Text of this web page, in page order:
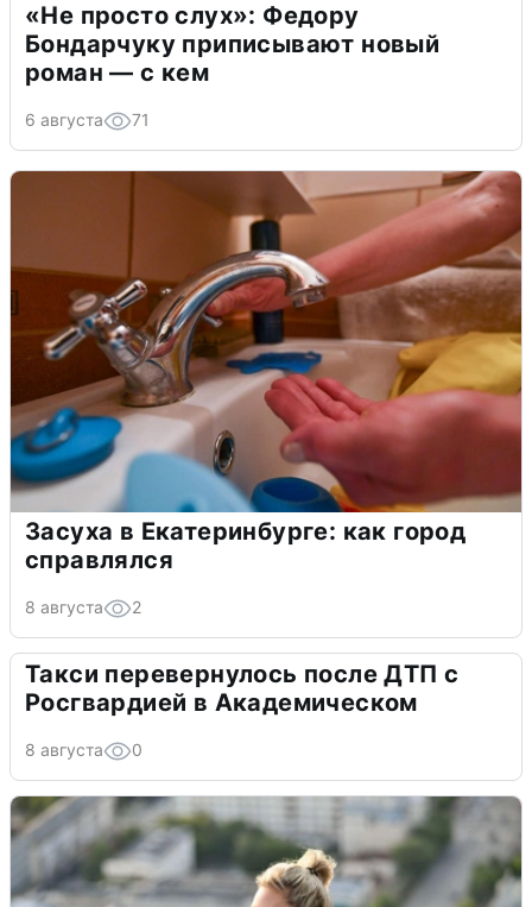
«Не просто слух»: Федору
Бондарчуку приписывают новый
роман — с кем
6 августа 71
Засуха в Екатеринбурге: как город
справлялся
8 августа 2
Такси перевернулось после ДТП с
Росгвардией в Академическом
8 августа 0